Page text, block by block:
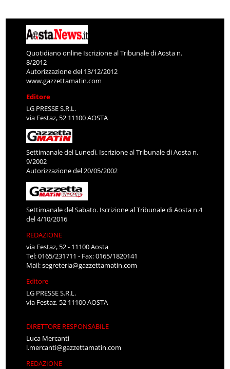
Quotidiano online Iscrizione al Tribunale di Aosta n.
8/2012
Autorizzazione del 13/12/2012
www.gazzettamatin.com
Editore
LG PRESSE S.R.L.
via Festaz, 52 11100 AOSTA
Settimanale del Lunedì. Iscrizione al Tribunale di Aosta n.
9/2002
Autorizzazione del 20/05/2002
Settimanale del Sabato. Iscrizione al Tribunale di Aosta n.4
del 4/10/2016
REDAZIONE
via Festaz, 52 - 11100 Aosta
Tel: 0165/231711 - Fax: 0165/1820141
Mail:segreteria@gazzettamatin.com
Editore
LG PRESSE S.R.L.
via Festaz, 52 11100 AOSTA
DIRETTORE RESPONSABILE
Luca Mercanti
l.mercanti@gazzettamatin.com
REDAZIONE